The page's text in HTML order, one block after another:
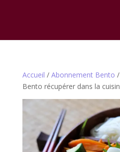
Accueil / Abonnement Bento
Bento récupérer dans la